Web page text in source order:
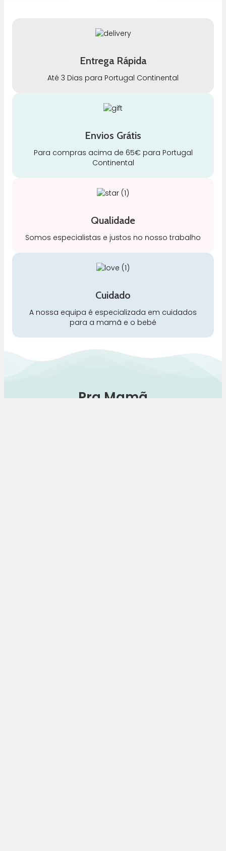
Entrega Rápida
Até 3 Dias para Portugal Continental
Envios Grátis
Para compras acima de 65€ para Portugal
Continental
Qualidade
Somos especialistas e justos no nosso trabalho
Cuidado
A nossa equipa é especializada em cuidados
para a mamã e o bebé
Pra Mamã